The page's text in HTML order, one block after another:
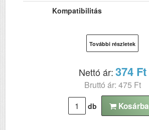
Kompatibilitás
További részletek
Nettó ár:374 Ft
Bruttó ár: 475 Ft
db Kosárba